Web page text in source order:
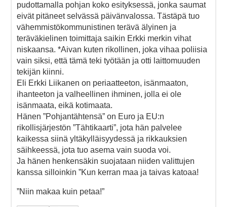
pudottamalla pohjan koko esityksessä, jonka saumat
eivät pitäneet selvässä päivänvalossa. Tästäpä tuo
vähemmistökommunistinen terävä älyinen ja
teräväkielinen toimittaja saikin Erkki merkin vihat
niskaansa. *Aivan kuten rikollinen, joka vihaa poliisia
vain siksi, että tämä teki työtään ja otti laittomuuden
tekijän kiinni.
Eli Erkki Liikanen on periaatteeton, isänmaaton,
ihanteeton ja valheellinen ihminen, jolla ei ole
isänmaata, eikä kotimaata.
Hänen ”Pohjantähtensä” on Euro ja EU:n
rikollisjärjestön ”Tähtikaarti”, jota hän palvelee
kaikessa siinä yltäkylläisyydessä ja rikkauksien
säihkeessä, jota tuo asema vain suoda voi.
Ja hänen henkensäkin suojataan niiden valittujen
kanssa silloinkin ”Kun kerran maa ja taivas katoaa!
”Niin makaa kuin petaa!”